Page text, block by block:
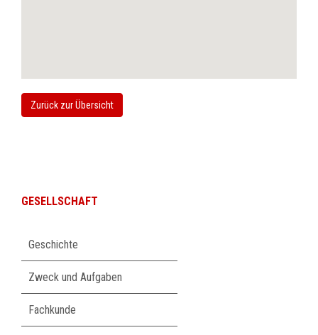
Zurück zur Übersicht
GESELLSCHAFT
überspringen
Geschichte
Zweck und Aufgaben
Fachkunde